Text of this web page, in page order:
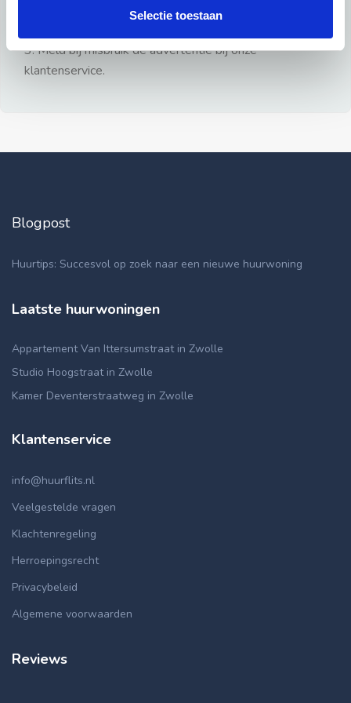
Selectie toestaan
3: Meld bij misbruik de advertentie bij onze
klantenservice.
Blogpost
Huurtips: Succesvol op zoek naar een nieuwe huurwoning
Laatste huurwoningen
Appartement Van Ittersumstraat in Zwolle
Studio Hoogstraat in Zwolle
Kamer Deventerstraatweg in Zwolle
Klantenservice
info@huurflits.nl
Veelgestelde vragen
Klachtenregeling
Herroepingsrecht
Privacybeleid
Algemene voorwaarden
Reviews